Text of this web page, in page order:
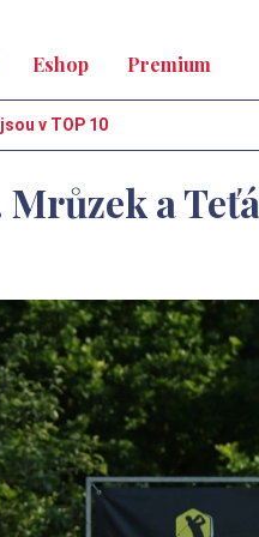
Eshop Premium
v TOP 10
Mrůzek a